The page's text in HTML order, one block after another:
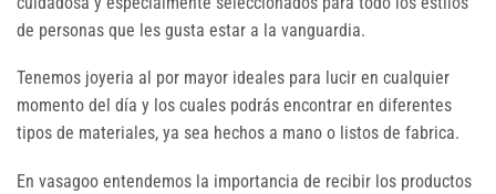
de personas que les gusta estar a la vanguardia.
Tenemos joyeria al por mayor ideales para lucir en cualquier
momento del día y los cuales podrás encontrar en diferentes
tipos de materiales, ya sea hechos a mano o listos de fabrica.
En vasagoo entendemos la importancia de recibir los productos